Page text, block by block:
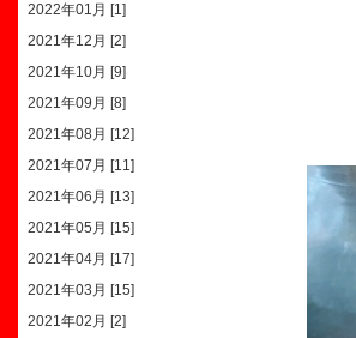
2022年01月 [1]
2021年12月 [2]
2021年10月 [9]
2021年09月 [8]
2021年08月 [12]
2021年07月 [11]
2021年06月 [13]
2021年05月 [15]
2021年04月 [17]
2021年03月 [15]
2021年02月 [2]